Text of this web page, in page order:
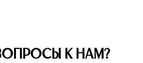
К НАМ?